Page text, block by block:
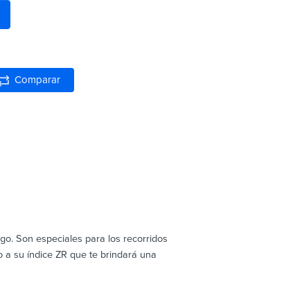
Comparar
Son especiales para los recorridos
su índice ZR que te brindará una